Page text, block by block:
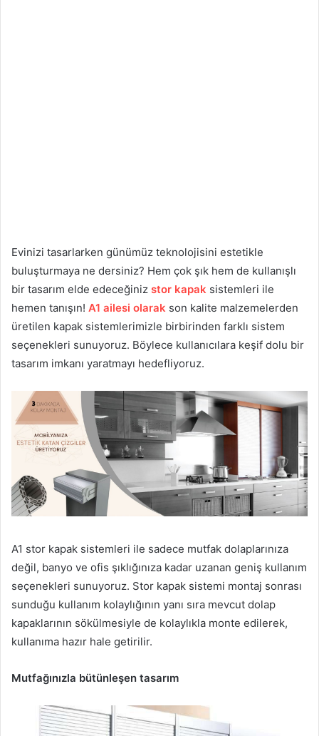
Evinizi tasarlarken günümüz teknolojisini estetikle
buluşturmaya ne dersiniz? Hem çok şık hem de kullanışlı
bir tasarım elde edeceğiniz stor kapak sistemleri ile
hemen tanışın! A1 ailesi olarak son kalite malzemelerden
üretilen kapak sistemlerimizle birbirinden farklı sistem
seçenekleri sunuyoruz. Böylece kullanıcılara keşif dolu bir
tasarım imkanı yaratmayı hedefliyoruz.
A1 stor kapak sistemleri ile sadece mutfak dolaplarınıza
değil, banyo ve ofis şıklığınıza kadar uzanan geniş kullanım
seçenekleri sunuyoruz. Stor kapak sistemi montaj sonrası
sunduğu kullanım kolaylığının yanı sıra mevcut dolap
kapaklarının sökülmesiyle de kolaylıkla monte edilerek,
kullanıma hazır hale getirilir.
Mutfağınızla bütünleşen tasarım